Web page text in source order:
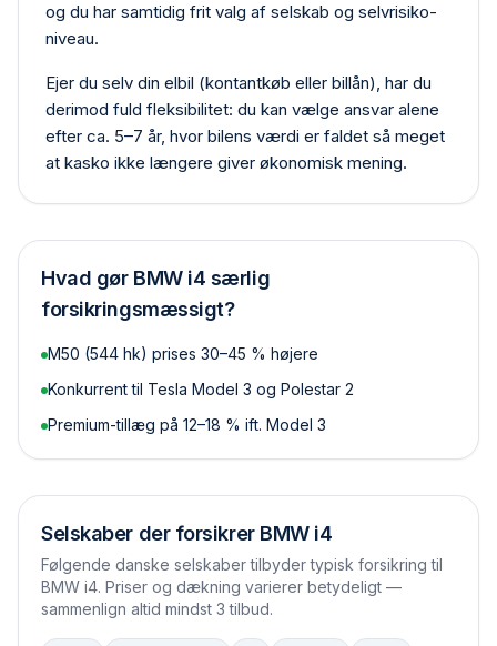
og du har samtidig frit valg af selskab og selvrisiko­
niveau.
Ejer du selv din elbil (kontant­køb eller billån), har du
derimod fuld fleksibilitet: du kan vælge ansvar alene
efter ca. 5–7 år, hvor bilens værdi er faldet så meget
at kasko ikke længere giver økonomisk mening.
Hvad gør BMW i4 særlig
forsikringsmæssigt?
M50 (544 hk) prises 30–45 % højere
Konkurrent til Tesla Model 3 og Polestar 2
Premium-tillæg på 12–18 % ift. Model 3
Selskaber der forsikrer BMW i4
Følgende danske selskaber tilbyder typisk forsikring til
BMW i4. Priser og dækning varierer betydeligt —
sammenlign altid mindst 3 tilbud.